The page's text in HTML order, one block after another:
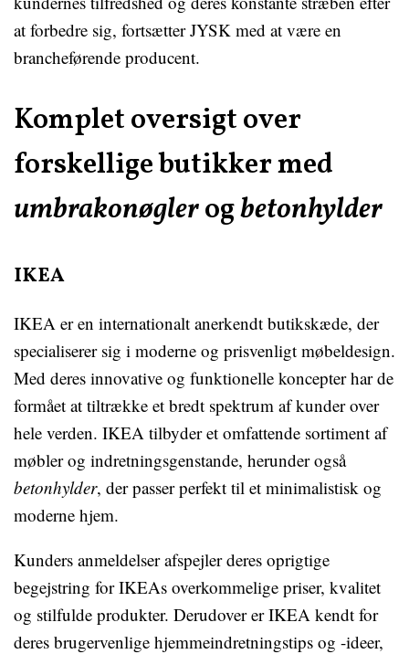
at forbedre sig, fortsætter JYSK med at være en
brancheførende producent.
Komplet oversigt over
forskellige butikker med
umbrakonøglerogbetonhylder
IKEA
IKEA er en internationalt anerkendt butikskæde, der
specialiserer sig i moderne og prisvenligt møbeldesign.
Med deres innovative og funktionelle koncepter har de
formået at tiltrække et bredt spektrum af kunder over
hele verden. IKEA tilbyder et omfattende sortiment af
møbler og indretningsgenstande, herunder også
betonhylder, der passer perfekt til et minimalistisk og
moderne hjem.
Kunders anmeldelser afspejler deres oprigtige
begejstring for IKEAs overkommelige priser, kvalitet
og stilfulde produkter. Derudover er IKEA kendt for
deres brugervenlige hjemmeindretningstips og -ideer,